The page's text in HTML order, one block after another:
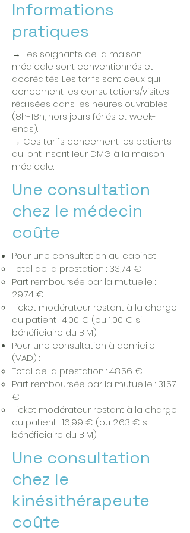
Informations
pratiques
→ Les soignants de la maison
médicale sont conventionnés et
accrédités. Les tarifs sont ceux qui
concernent les consultations/visites
réalisées dans les heures ouvrables
(8h-18h, hors jours fériés et week-
ends).
→ Ces tarifs concernent les patients
qui ont inscrit leur DMG à la maison
médicale.
Une consultation
chez le médecin
coûte
Pour une consultation au cabinet :
Total de la prestation : 33,74 €
Part remboursée par la mutuelle :
29.74 €
Ticket modérateur restant à la charge
du patient : 4,00 € (ou 1,00 € si
bénéficiaire du BIM)
Pour une consultation à domicile
(VAD) :
Total de la prestation : 48.56 €
Part remboursée par la mutuelle : 31.57
€
Ticket modérateur restant à la charge
du patient : 16,99 € (ou 2.63 € si
bénéficiaire du BIM)
Une consultation
chez le
kinésithérapeute
coûte